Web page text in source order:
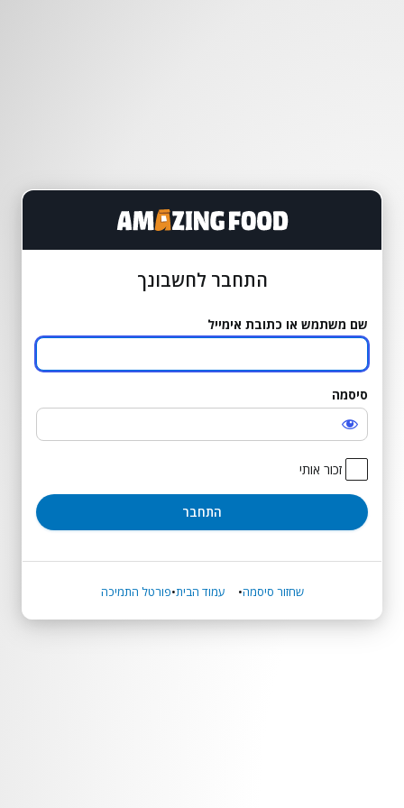
התחבר
התחבר לחשבונך
שם משתמש או כתובת אימייל
סיסמה
זכור אותי
שחזור סיסמה עמוד הבית פורטל התמיכה